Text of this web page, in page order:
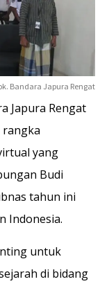
Bandara Japura Rengat
Japura Rengat
rangka
yang
Budi
tahun ini
Indonesia.
untuk
di bidang